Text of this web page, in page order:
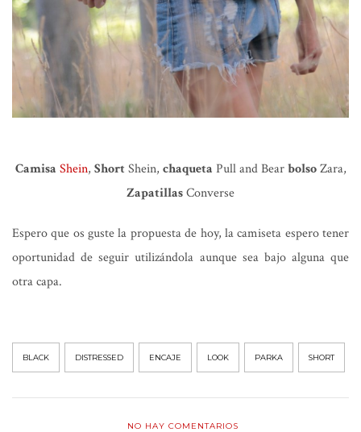
Camisa Shein, Short Shein, chaqueta Pull and BearbolsoZara,
ZapatillasConverse
Espero que os guste la propuesta de hoy, la camiseta espero tener
oportunidad de seguir utilizándola aunque sea bajo alguna que
otra capa.
BLACK DISTRESSED ENCAJE LOOK PARKA SHORT
NO HAY COMENTARIOS